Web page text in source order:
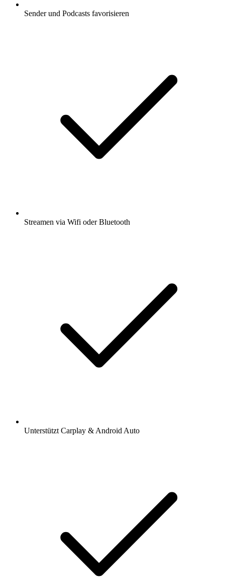
Sender und Podcasts favorisieren
Streamen via Wifi oder Bluetooth
Unterstützt Carplay & Android Auto